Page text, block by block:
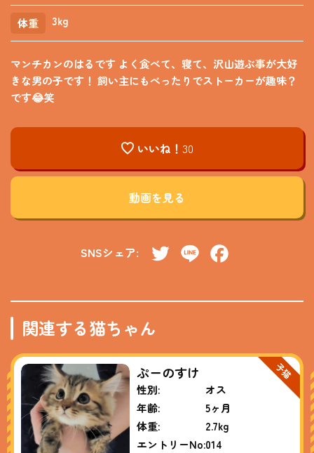
体重 3kg
マンチカンのはるです よく食べて、寝て、沢山遊ぶ事が大好
きな男の子です！ 飼い主にもべったりでストーカーが趣味？
です😂笑
いいね！ 30
動画を見る
SNSシェア: TwitterLine
関連する猫ちゃん
ぷーのすけ
性別:
オス
年齢:
5ヶ月
体重:
2.7kg
エントリーNo:014